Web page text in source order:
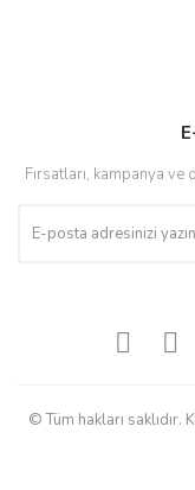
Fırsatları, kampanya
© Tüm hakları